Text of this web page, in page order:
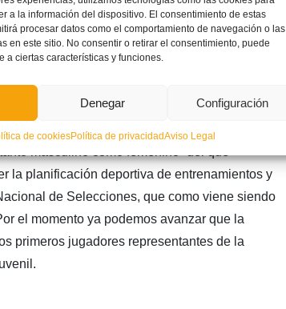
a la información del dispositivo. El consentimiento de estas
procesar datos como el comportamiento de navegación o las
en este sitio. No consentir o retirar el consentimiento, puede
a ciertas características y funciones.
Denegar Configuración
de cookiesPolítica de privacidadAviso Legal
masculino como femenino -del que
la planificación deportiva de entrenamientos y
de Selecciones, que como viene siendo
el momento ya podemos avanzar que la
primeros jugadores representantes de la